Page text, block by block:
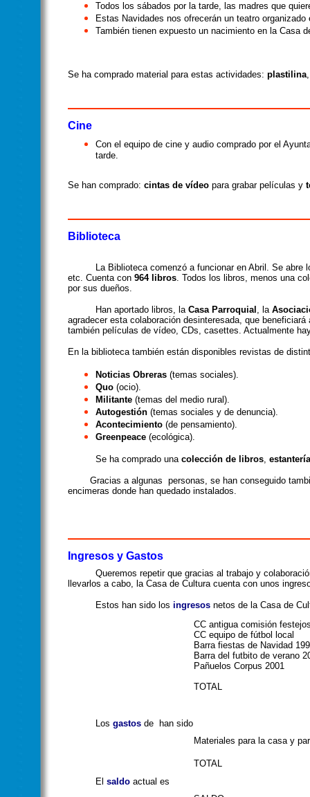
Todos los sábados por la tarde, las madres que
Estas Navidades nos ofrecerán un teatro organizado
También tienen expuesto un nacimiento en la Casa
Se ha comprado material para estas actividades: plastilina
Cine
Con el equipo de cine y audio comprado por el
tarde.
Se han comprado: cintas de vídeo para grabar películas y
Biblioteca
La Biblioteca comenzó a funcionar en Abril. Se abre
etc. Cuenta con 964 libros. Todos los libros, menos una
por sus dueños.
Han aportado libros, laCasa Parroquial , la
agradecer esta colaboración desinteresada, que beneficiará
también películas de vídeo, CDs, casettes. Actualmente
En la biblioteca también están disponibles revistas de
Noticias Obreras (temas sociales).
Quo (ocio).
Militante (temas del medio rural).
Autogestión (temas sociales y de denuncia).
Acontecimiento (de pensamiento).
Greenpeace (ecológica).
Se ha comprado una colección de libros,
Gracias a algunas personas, se han conseguido
encimeras donde han quedado instalados.
Ingresos y Gastos
Queremos repetir que gracias al trabajo y colaboración
llevarlos a cabo, la Casa de Cultura cuenta con unos
Estos han sido los ingresos netos de la Casa de
CC antigua comisión
CC equipo de fútbol local
Barra fiestas de Navidad
Barra del futbito de verano
Pañuelos Corpus 2001
TOTAL
Los gastos de han sido
Materiales para la casa y
TOTAL
El saldo actual es